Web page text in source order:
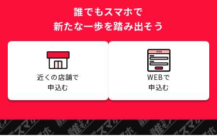
誰でもスマホで
新たな一歩を踏み出そう
近くの店舗で
申込む
WEBで
申込む